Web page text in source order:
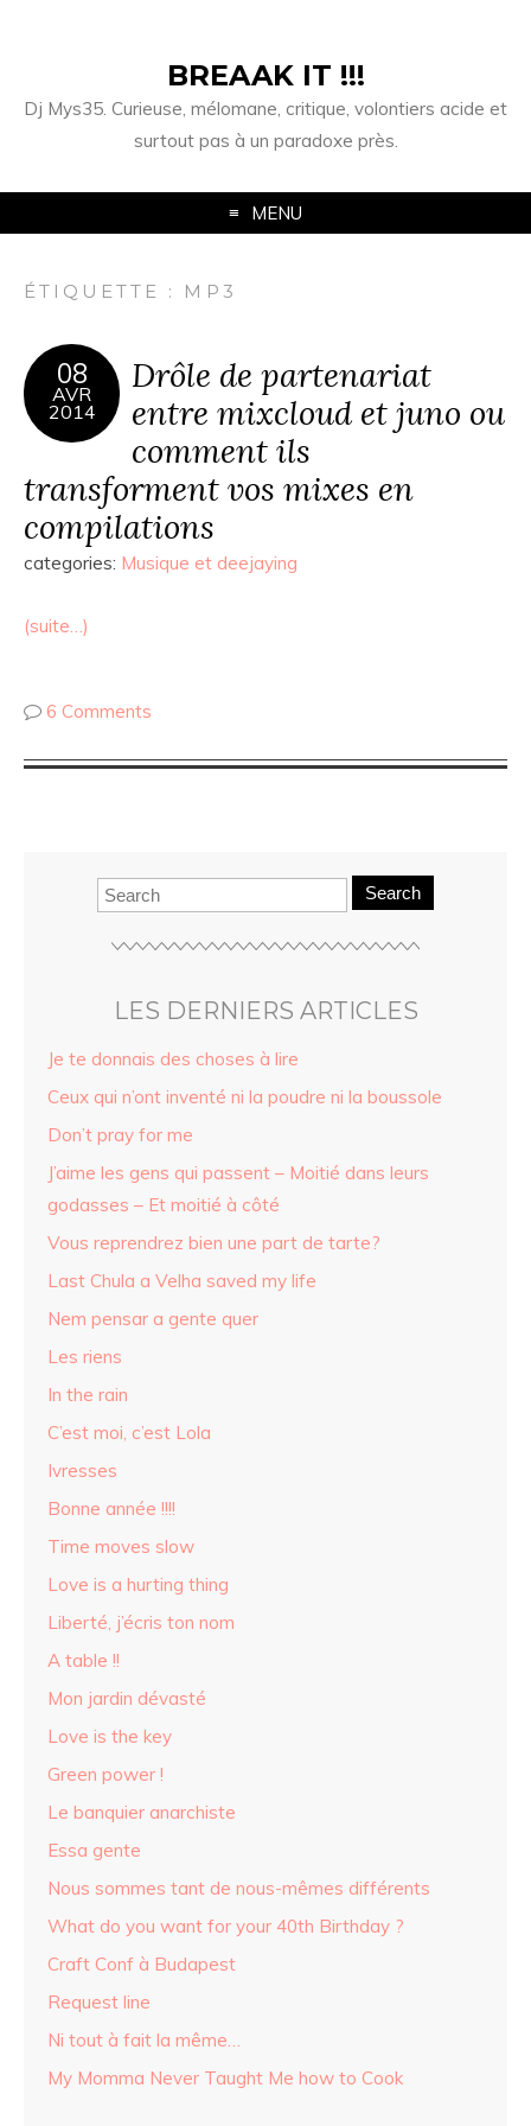
BREAAK IT !!!
Dj Mys35. Curieuse, mélomane, critique, volontiers acide et
surtout pas à un paradoxe près.
MENU
ÉTIQUETTE : MP3
08
AVR
2014
Drôle de partenariat
entre mixcloud et juno ou
comment ils
transforment vos mixes en
compilations
categories: Musique et deejaying
(suite…)
6 Comments
Search
LES DERNIERS ARTICLES
Je te donnais des choses à lire
Ceux qui n’ont inventé ni la poudre ni la boussole
Don’t pray for me
J’aime les gens qui passent – Moitié dans leurs
godasses – Et moitié à côté
Vous reprendrez bien une part de tarte?
Last Chula a Velha saved my life
Nem pensar a gente quer
Les riens
In the rain
C’est moi, c’est Lola
Ivresses
Bonne année !!!!
Time moves slow
Love is a hurting thing
Liberté, j’écris ton nom
A table !!
Mon jardin dévasté
Love is the key
Green power !
Le banquier anarchiste
Essa gente
Nous sommes tant de nous-mêmes différents
What do you want for your 40th Birthday ?
Craft Conf à Budapest
Request line
Ni tout à fait la même…
My Momma Never Taught Me how to Cook